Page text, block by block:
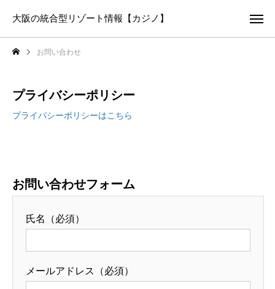
大阪の統合型リゾート情報【カジノ】
お問い合わせ
プライバシーポリシー
プライバシーポリシーはこちら
お問い合わせフォーム
氏名（必須）
メールアドレス（必須）